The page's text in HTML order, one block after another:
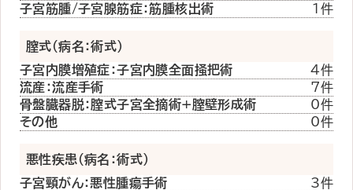
子宮筋腫/子宮腺筋症：筋腫核出術
1件
膣式（病名：術式）
子宮内膜増殖症：子宮内膜全面掻把術
4件
流産：流産手術
7件
骨盤臓器脱：膣式子宮全摘術+膣壁形成術
0件
その他
0件
悪性疾患（病名：術式）
子宮頸がん：悪性腫瘍手術
3件